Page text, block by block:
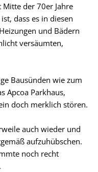
der 70er Jahre
dass es in diesen
und Bädern
versäumten,
Bausünden wie zum
Apcoa Parkhaus,
doch merklich stören.
auch wieder und
aufzuhübschen.
noch recht